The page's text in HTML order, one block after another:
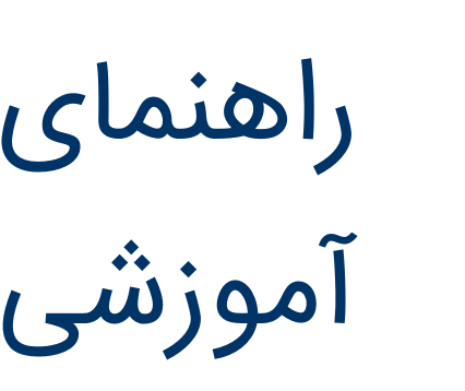
راهنمای
آموزشی